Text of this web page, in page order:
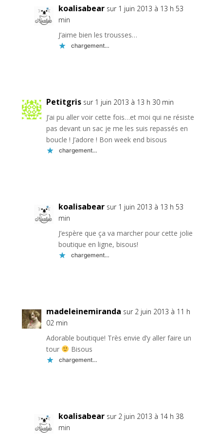
koalisabear sur 1 juin 2013 à 13 h 53
min
J’aime bien les trousses…
chargement…
Petitgris sur 1 juin 2013 à 13 h 30 min
J’ai pu aller voir cette fois…et moi qui ne résiste
pas devant un sac je me les suis repassés en
boucle ! J’adore ! Bon week end bisous
chargement…
koalisabear sur 1 juin 2013 à 13 h 53
min
J’espère que ça va marcher pour cette jolie
boutique en ligne, bisous!
chargement…
madeleinemiranda sur 2 juin 2013 à 11 h
02 min
Adorable boutique! Très envie d’y aller faire un
tour
Bisous
chargement…
koalisabear sur 2 juin 2013 à 14 h 38
min